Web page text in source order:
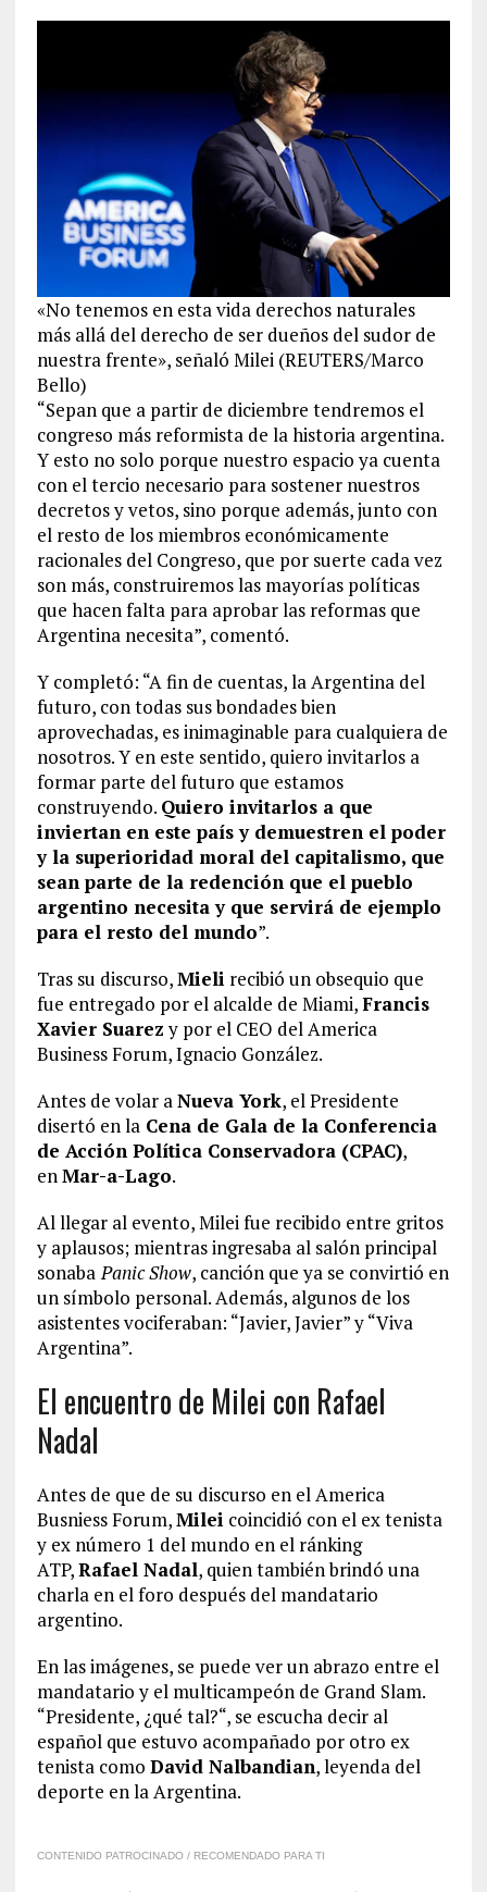
«No tenemos en esta vida derechos naturales
más allá del derecho de ser dueños del sudor de
nuestra frente», señaló Milei (REUTERS/Marco
Bello)
“Sepan que a partir de diciembre tendremos el
congreso más reformista de la historia argentina.
Y esto no solo porque nuestro espacio ya cuenta
con el tercio necesario para sostener nuestros
decretos y vetos, sino porque además, junto con
el resto de los miembros económicamente
racionales del Congreso, que por suerte cada vez
son más, construiremos las mayorías políticas
que hacen falta para aprobar las reformas que
Argentina necesita”, comentó.
Y completó: “A fin de cuentas, la Argentina del
futuro, con todas sus bondades bien
aprovechadas, es inimaginable para cualquiera de
nosotros. Y en este sentido, quiero invitarlos a
formar parte del futuro que estamos
construyendo. Quiero invitarlos a que
inviertan en este país y demuestren el poder
y la superioridad moral del capitalismo, que
sean parte de la redención que el pueblo
argentino necesita y que servirá de ejemplo
para el resto del mundo”.
Tras su discurso,Mieli recibió un obsequio que
fue entregado por el alcalde de Miami,Francis
Xavier Suarezy por el CEO del America
Business Forum, Ignacio González.
Antes de volar a Nueva York, el Presidente
disertó en la Cena de Gala de la Conferencia
de Acción Política Conservadora (CPAC),
en Mar-a-Lago.
Al llegar al evento, Milei fue recibido entre gritos
y aplausos; mientras ingresaba al salón principal
sonaba Panic Show, canción que ya se convirtió en
un símbolo personal. Además, algunos de los
asistentes vociferaban: “Javier, Javier” y “Viva
Argentina”.
El encuentro de Milei con Rafael
Nadal
Antes de que de su discurso en el America
Busniess Forum,Milei coincidió con el ex tenista
y ex número 1 del mundo en el ránking
ATP,Rafael Nadal, quien también brindó una
charla en el foro después del mandatario
argentino.
En las imágenes, se puede ver un abrazo entre el
mandatario y el multicampeón de Grand Slam.
“Presidente, ¿qué tal?“, se escucha decir al
español que estuvo acompañado por otro ex
tenista como David Nalbandian, leyenda del
deporte en la Argentina.
CONTENIDO PATROCINADO / RECOMENDADO PARA TI